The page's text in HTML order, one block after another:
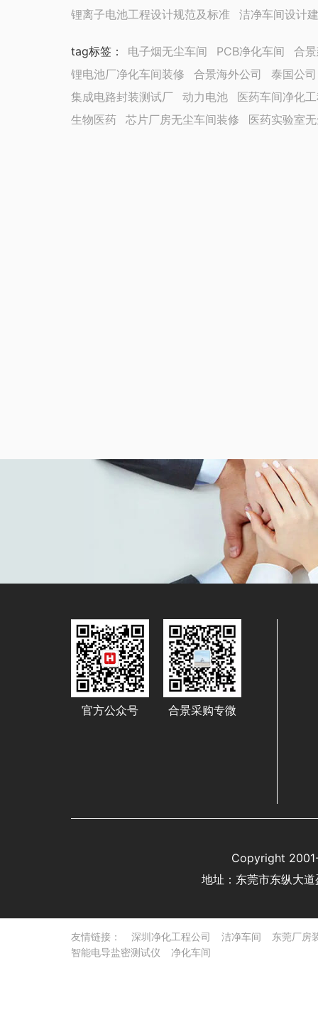
锂离子电池工程设计规范及标准 洁净车间设计
tag标签 ： 电子烟无尘车间 PCB净化车间
合
锂电池厂净化车间装修
合景海外公司
泰国公司
集成电路封装测试厂
动力电池
医药车间净化
生物医药
芯片厂房无尘车间装修 医药实验室
官方公众号 合景采购专微
Copyright
地址：东莞市东纵大
友情链接： 深圳净化工程公司 洁净车间
东莞厂房
智能电导盐密测试仪
净化车间